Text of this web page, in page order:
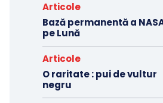
Articole
Bază permanentă a
pe Lună
Articole
O raritate : pui de vultur
negru